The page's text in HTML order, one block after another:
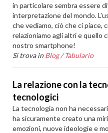
in particolare sembra essere
interpretazione del mondo.
che vediamo, ciò che ci piace,
relazioniamo agli altri e quello
nostro smartphone!
Si trova in Blog /Tabulario
La relazione con la
tecnologici
La tecnologia non ha
ha sicuramente creato una
emozioni, nuove ideologie e